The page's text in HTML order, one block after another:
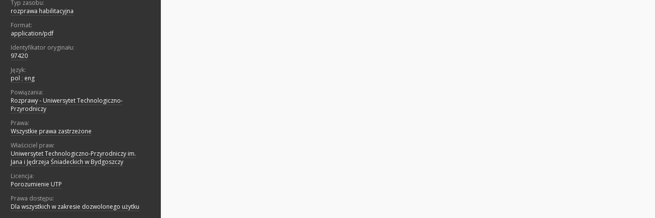
Typ zasobu:
rozprawa habilitacyjna
Format:
application/pdf
Identyfikator oryginału:
97420
Język:
pol ; eng
Powiązania:
Rozprawy - Uniwersytet Technologiczno-
Przyrodniczy
Prawa:
Wszystkie prawa zastrzeżone
Właściciel praw:
Uniwersytet Technologiczno-Przyrodniczy im.
Jana i Jędrzeja Śniadeckich w Bydgoszczy
Licencja:
Porozumienie UTP
Prawa dostępu:
Dla wszystkich w zakresie dozwolonego użytku